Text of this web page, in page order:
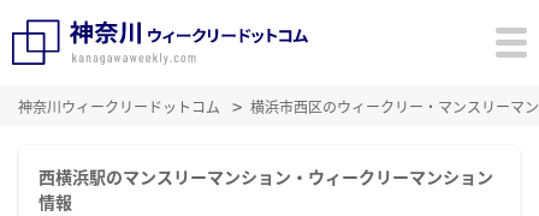
神奈川ウィークリードットコム 横浜市西区のウィークリー・マンスリーマ
西横浜駅のマンスリーマンション・ウィークリーマンション
情報